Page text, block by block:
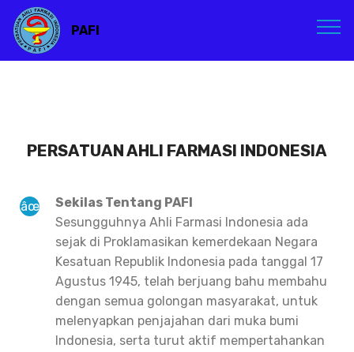
PAFI
PERSATUAN AHLI FARMASI INDONESIA
Sekilas Tentang PAFI
Sesungguhnya Ahli Farmasi Indonesia ada
sejak di Proklamasikan kemerdekaan Negara
Kesatuan Republik Indonesia pada tanggal 17
Agustus 1945, telah berjuang bahu membahu
dengan semua golongan masyarakat, untuk
melenyapkan penjajahan dari muka bumi
Indonesia, serta turut aktif mempertahankan